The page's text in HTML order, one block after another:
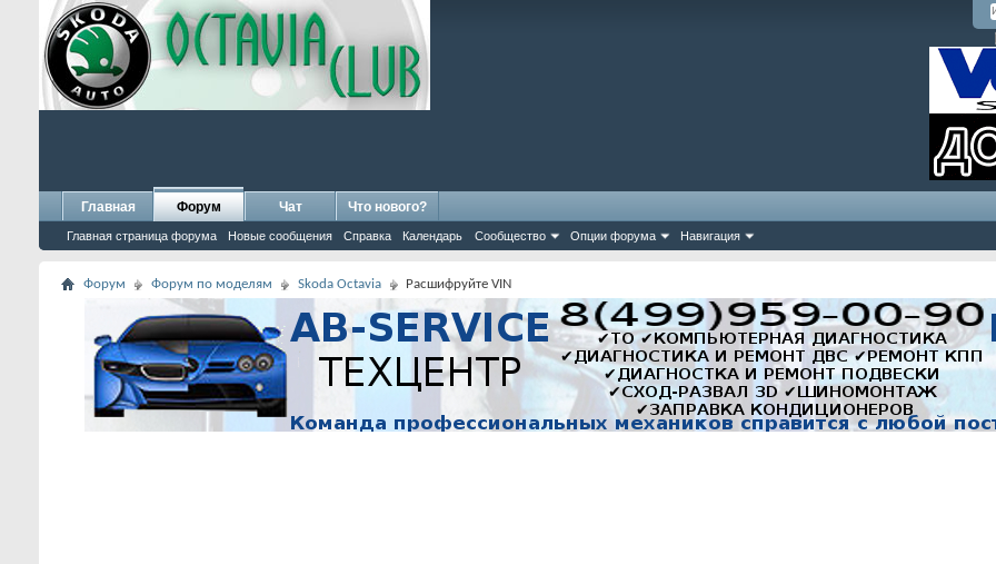
Главная Форум
Главная страница форума Новые сообщения Справка Календарь Сообщество Опции форума Навигация
Чат Что нового?
Форум Форум по моделям Skoda Octavia Расшифруйте VIN